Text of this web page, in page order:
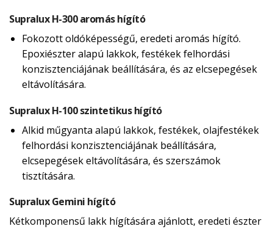
Supralux H-300 aromás hígító
Fokozott oldóképességű, eredeti aromás hígító.
Epoxiészter alapú lakkok, festékek felhordási
konzisztenciájának beállítására, és az elcsepegések
eltávolítására.
Supralux H-100 szintetikus hígító
Alkid műgyanta alapú lakkok, festékek, olajfestékek
felhordási konzisztenciájának beállítására,
elcsepegések eltávolítására, és szerszámok
tisztítására.
Supralux Gemini hígító
Kétkomponensű lakk hígítására ajánlott, eredeti észter